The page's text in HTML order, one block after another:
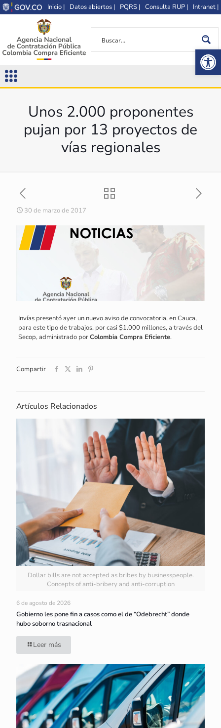
Inicio | Datos abiertos | PQRS | Consulta RUP | Intranet |
Unos 2.000 proponentes
pujan por 13 proyectos de
vías regionales
30 de marzo de 2017
Invías presentó ayer un nuevo aviso de convocatoria, en Cauca,
para este tipo de trabajos, por casi $1.000 millones, a través del
Secop, administrado porColombia Compra Eficiente.
Compartir
Artículos Relacionados
Dollar bills are not accepted as bribes by businesspeople.
Concepts of anti-bribery and anti-corruption
6 de agosto de 2026
Gobierno les pone fin a casos como el de “Odebrecht” donde
hubo soborno trasnacional
Leer más